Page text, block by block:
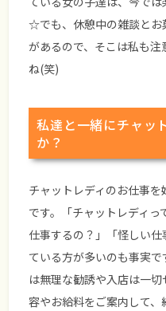
☆でも、休憩中の雑談とお
があるので、そこは私も
ね(笑)
私達と一緒にチャッ
か？
チャットレディのお仕事を
です。「チャットレディ
仕事するの？」「怪しい
ている方が多いのも事実
は無理な勧誘や入店は一
容やお給料をご案内して